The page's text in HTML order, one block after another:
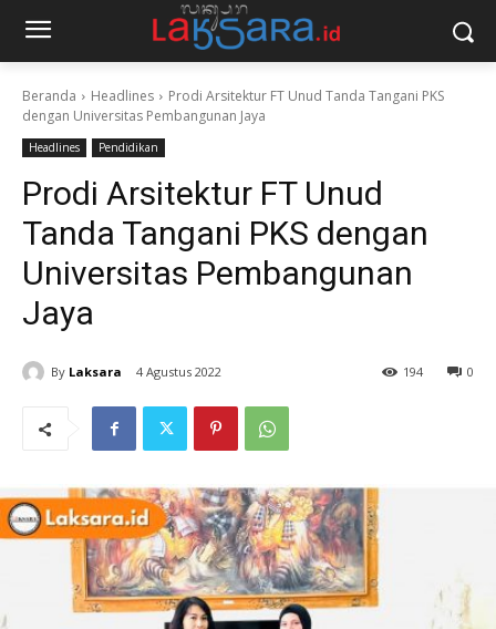
Beranda Headlines
Prodi Arsitektur FT Unud Tanda Tangani PKS
dengan Universitas Pembangunan Jaya
Headlines Pendidikan
Prodi Arsitektur FT Unud
Tanda Tangani PKS dengan
Universitas Pembangunan
Jaya
By Laksara 4 Agustus 2022 0
194